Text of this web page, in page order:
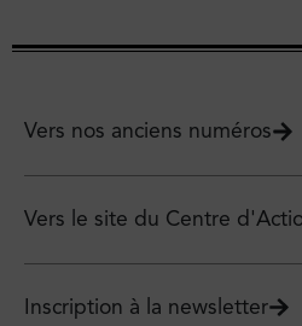
Vers nos anciens numéros
Vers le site du Centre
Inscription à la newsletter